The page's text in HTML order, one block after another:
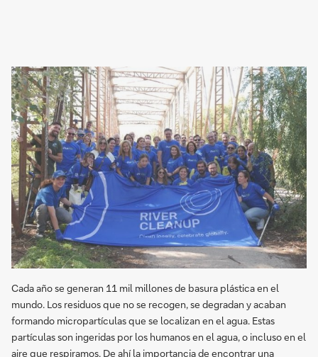
Cada año se generan 11 mil millones de basura plástica en el
mundo. Los residuos que no se recogen, se degradan y acaban
formando micropartículas que se localizan en el agua. Estas
partículas son ingeridas por los humanos en el agua, o incluso en el
aire que respiramos. De ahí la importancia de encontrar una